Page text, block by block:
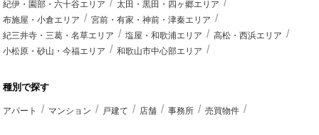
紀伊・園部・六十谷エリア
太田・黒田・四ヶ郷エリア
布施屋・小倉エリア
宮前・有家・神前・津秦エリア
紀三井寺・三葛・名草エリア
塩屋・和歌浦エリア
高松・西浜エリア
小松原・砂山・今福エリア
和歌山市中心部エリア
種別で探す
アパート マンション 戸建て 店舗 事務所 売買物件